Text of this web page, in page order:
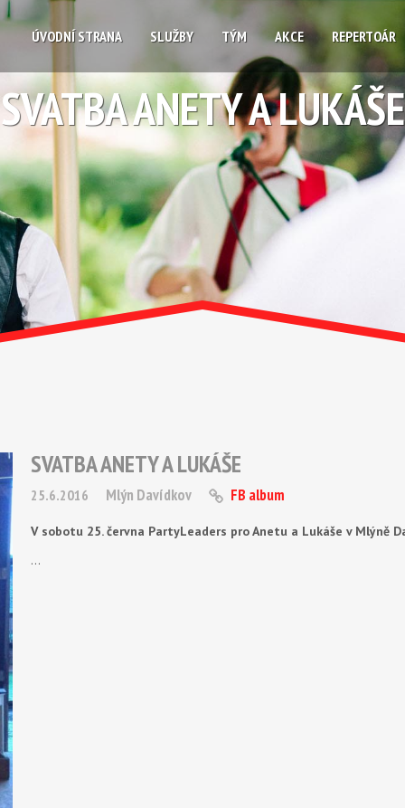
ÚVODNÍ STRANA SLUŽBY TÝM AKCE REPERTOÁR
SVATBA ANETY A LUKÁŠE
SVATBA ANETY A LUKÁŠE
25.6.2016 Mlýn Davídkov FB album
V sobotu 25. června PartyLeaders pro Anetu a Lukáše v Mlýně
…